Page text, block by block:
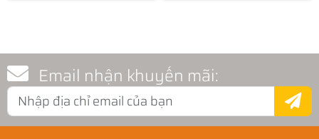
Email nhận khuyến mãi: